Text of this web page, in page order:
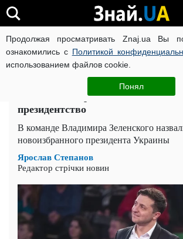
Продолжая просматривать Znaj.ua Вы
ознакомились с Политикой
использованием файлов cookie.
Понял
ВОЙНА РОССИИ ПРОТИВ УКРАИНЫ
Политика
У Зеленского рассказали, с чего
президентство
В команде Владимира Зеленского
новоизбранного президента Украины
Ярослав Степанов
Редактор стрічки новин